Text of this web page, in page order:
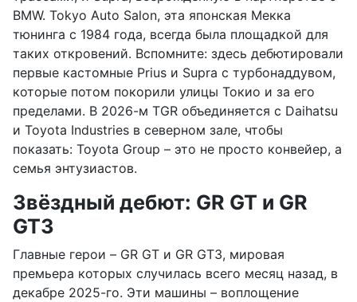
BMW. Tokyo Auto Salon, эта японская Мекка
тюнинга с 1984 года, всегда была площадкой для
таких откровений. Вспомните: здесь дебютировали
первые кастомные Prius и Supra с турбонаддувом,
которые потом покорили улицы Токио и за его
пределами. В 2026-м TGR объединяется с Daihatsu
и Toyota Industries в северном зале, чтобы
показать: Toyota Group – это не просто конвейер, а
семья энтузиастов.
Звёздный дебют: GR GT и GR
GT3
Главные герои – GR GT и GR GT3, мировая
премьера которых случилась всего месяц назад, в
декабре 2025-го. Эти машины – воплощение